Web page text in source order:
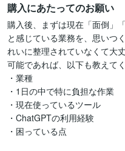
購入にあたってのお願い
購入後、まずは現在「面倒」
と感じている業務を、思いつ
れいに整理されていなくて大丈
可能であれば、以下も教えてく
・業種
・1日の中で特に負担な作業
・現在使っているツール
・ChatGPTの利用経験
・困っている点